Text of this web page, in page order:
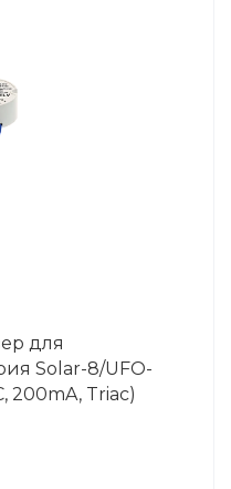
для
Solar-8/UFO-
200mA, Triac)